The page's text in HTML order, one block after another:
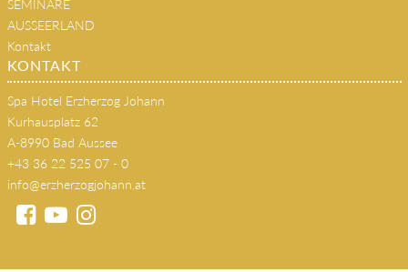
s'JOHANN Wirtshaus
SEMINARE
AUSSEERLAND
Kontakt
KONTAKT
Spa Hotel Erzherzog Johann
Kurhausplatz 62
A-8990 Bad Aussee
+43 36 22 525 07 - 0
info@erzherzogjohann.at